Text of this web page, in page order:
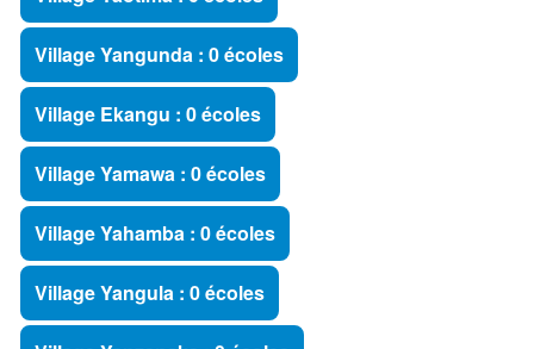
Village Yangunda : 0 écoles
Village Ekangu : 0 écoles
Village Yamawa : 0 écoles
Village Yahamba : 0 écoles
Village Yangula : 0 écoles